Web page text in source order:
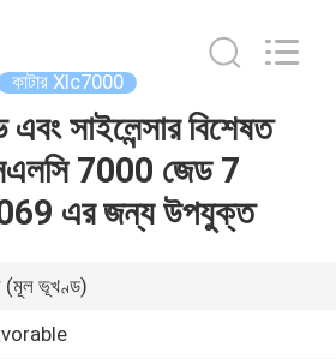
কাটার Xlc7000
এবং সাইলেন্সার বিশেষত
7000 জেড 7
এর জন্য উপযুক্ত
(মূল ভূখণ্ড)